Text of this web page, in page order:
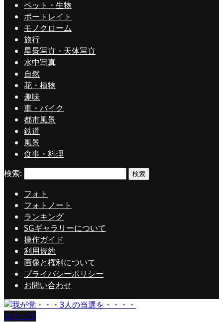
ペット・生物
ポートレイト
モノクローム
旅行
星景写真・天体写真
水中写真
自然
花・植物
趣味
車・バイク
都市風景
鉄道
風景
食事・料理
フォト
フォトノート
ランキング
SGギャラリーについて
操作ガイド
利用規約
画像と権利について
プライバシーポリシー
お問い合わせ
検索:
スナップ